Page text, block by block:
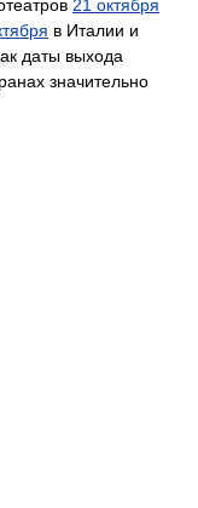
21 октября
в Италии и
даты выхода
значительно